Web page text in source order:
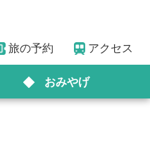
旅の予約 アクセス
おみやげ